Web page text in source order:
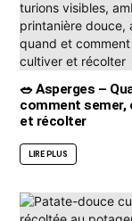
🥗 Asperges –
comment semer,
et récolter
LIRE PLUS